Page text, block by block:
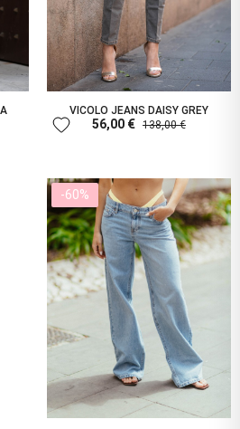
VICOLO JEANS DAISY GREY
56,00 € 138,00 €
favorite
-60%